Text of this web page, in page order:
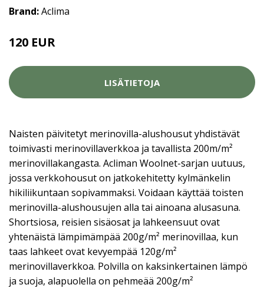
Brand:Aclima
120 EUR
LISÄTIETOJA
Naisten päivitetyt merinovilla-alushousut yhdistävät
toimivasti merinovillaverkkoa ja tavallista 200m/m²
merinovillakangasta. Acliman Woolnet-sarjan uutuus,
jossa verkkohousut on jatkokehitetty kylmänkelin
hikiliikuntaan sopivammaksi. Voidaan käyttää toisten
merinovilla-alushousujen alla tai ainoana alusasuna.
Shortsiosa, reisien sisäosat ja lahkeensuut ovat
yhtenäistä lämpimämpää 200g/m² merinovillaa, kun
taas lahkeet ovat kevyempää 120g/m²
merinovillaverkkoa. Polvilla on kaksinkertainen lämpö
ja suoja, alapuolella on pehmeää 200g/m²